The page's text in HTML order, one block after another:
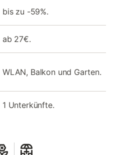
bis zu -59%.
ab 27€.
WLAN, Balkon und Garten.
1 Unterkünfte.